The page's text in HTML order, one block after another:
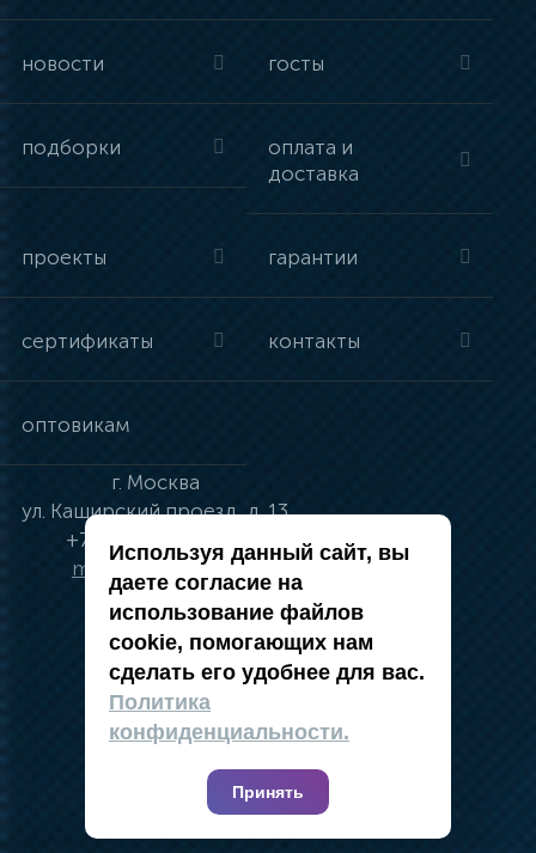
новости госты
подборки
оплата и
доставка
проекты гарантии
сертификаты контакты
оптовикам
г. Москва
ул. Каширский проезд, д. 13
+7 (495) 134-41-83
moskva@vincci.ru
политика в отношении обработки
персональных данных
публичная оферта
карта сайта
2019 — 2026 @ Компания Vincci
Используя данный сайт, вы
даете согласие на
использование файлов
cookie, помогающих нам
сделать его удобнее для вас.
Политика
конфиденциальности.
Принять